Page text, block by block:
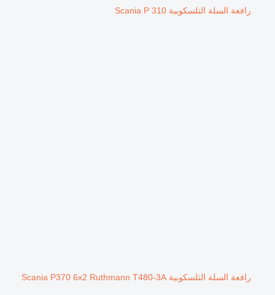
رافعة السلة التلسكوبية Scania P 310
رافعة السلة التلسكوبية Scania P370 6x2 Ruthmann T480-3A